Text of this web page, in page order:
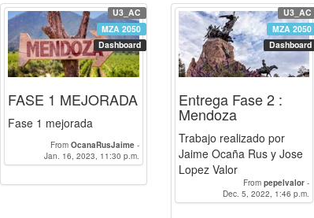
U3_AC
MZA 2050
Dashboard
FASE 1 MEJORADA
Fase 1 mejorada
From OcanaRusJaime-
pepelvalor
Jan. 16, 2023, 11:30 p.m.
U3_AC
MZA 2050
Dashboard
Entrega Fase 2 :
Mendoza
Trabajo realizado por
Jaime Ocaña Rus y Jose
Lopez Valor
From pepelvalor -
OcanaRusJaime
Dec. 5, 2022, 1:46 p.m.